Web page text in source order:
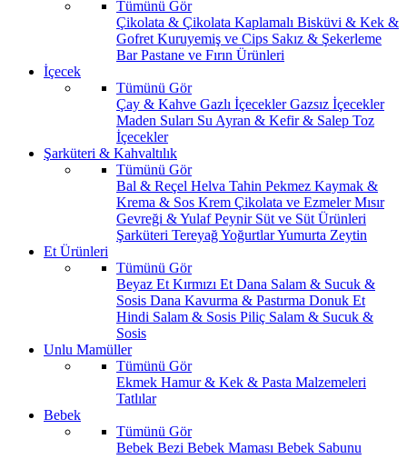
Tümünü Gör
Çikolata & Çikolata Kaplamalı Bisküvi & Kek &
Gofret Kuruyemiş ve Cips Sakız & Şekerleme
BarPastane ve Fırın Ürünleri
İçecek
Tümünü Gör
Çay & Kahve Gazlı İçeceklerGazsız İçecekler
Maden Suları Su Ayran & Kefir & Salep Toz
İçecekler
Şarküteri & Kahvaltılık
Tümünü Gör
Bal & Reçel Helva Tahin Pekmez Kaymak &
Krema & Sos Krem Çikolata ve EzmelerMısır
Gevreği & YulafPeynir Süt ve Süt Ürünleri
Şarküteri TereyağYoğurtlarYumurta Zeytin
Et Ürünleri
Tümünü Gör
Beyaz Et Kırmızı Et Dana Salam & Sucuk &
Sosis Dana Kavurma & Pastırma Donuk Et
Hindi Salam & Sosis Piliç Salam & Sucuk &
Sosis
Unlu Mamüller
Tümünü Gör
Ekmek Hamur & Kek & Pasta Malzemeleri
Tatlılar
Bebek
Tümünü Gör
Bebek Bezi Bebek Maması Bebek Sabunu